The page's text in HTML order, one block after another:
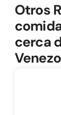
Otros
cerca